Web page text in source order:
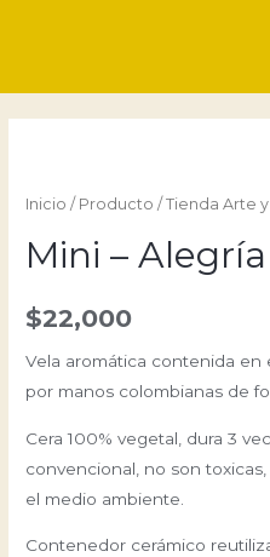
Inicio / Producto /Tienda Arte
Mini – Alegría
$22,000
Vela aromática contenida en
por manos colombianas de
Cera 100% vegetal, dura 3
convencional, no son
el medio ambiente.
Contenedor cerámico